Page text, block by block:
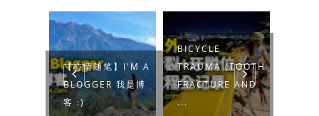
【心情随笔】I'M A
BLOGGER 我是博
客 :)
BICYCLE
TRAUMA (TOOTH
FRACTURE AND
...